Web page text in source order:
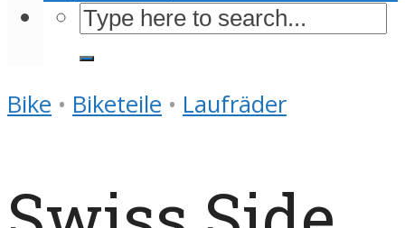
Bike • Biketeile • Laufräder